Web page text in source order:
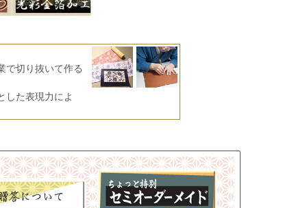
で切り抜いて作る
した表現力によ